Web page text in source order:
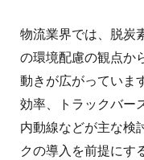
物流業界では、脱炭
の環境配慮の観点か
動きが広がっていま
効率、トラックバー
内動線などが主な検
クの導入を前提にす